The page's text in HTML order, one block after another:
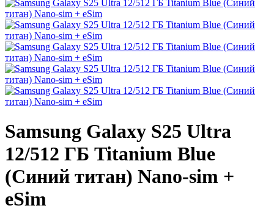
Samsung Galaxy S25 Ultra
12/512 ГБ Titanium Blue
(Синий титан) Nano-sim +
eSim